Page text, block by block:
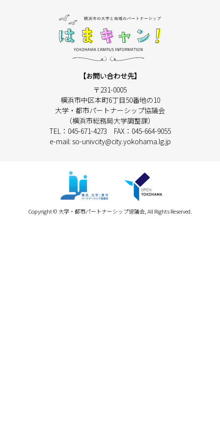
【お問い合わせ先】
〒231-0005
横浜市中区本町6丁目50番地の10
大学・都市パートナーシップ協議会
（横浜市総務局大学調整課）
TEL：045-671-4273 FAX：045-664-9055
e-mail: so-univcity@city.yokohama.lg.jp
Copyright © 大学・都市パートナーシップ協議会, All Rights Reserved.